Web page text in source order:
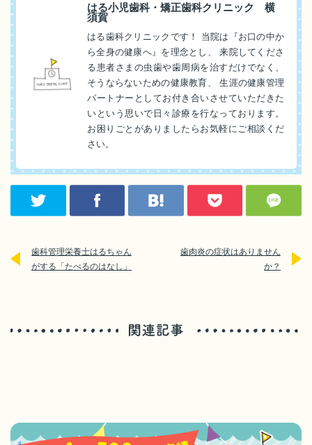
はる小児歯科・矯正歯科クリニック 横
須賀
はる歯科クリニックです！ 当院は『お口の中か
ら全身の健康へ』を理念とし、 来院してくださ
る患者さまの虫歯や歯周病を治すだけでなく、
そうならないための健康教育、 生涯の健康管理
パートナーとしてお付き合いさせていただきた
いという思いで日々診療を行なっております。
お困りごとがありましたらお気軽にご相談くだ
さい。
歯科管理栄養士はるちゃん
がする「たべるのはなし」
歯肉炎の症状はありません
か？